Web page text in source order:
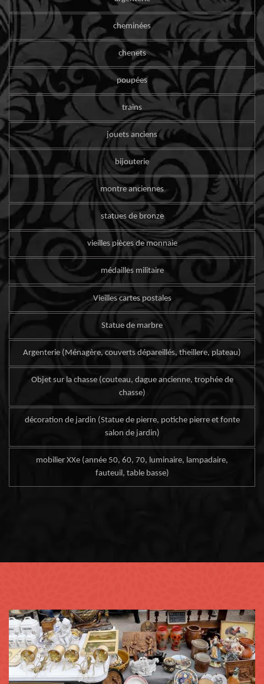
cheminées
chenets
poupées
trains
jouets anciens
bijouterie
montre anciennes
statues de bronze
vieilles pièces de monnaie
médailles militaire
Vieilles cartes postales
Statue de marbre
Argenterie (Ménagère, couverts dépareillés, theillere, plateau)
Objet sur la chasse (couteau, dague ancienne, trophée de
chasse)
décoration de jardin (Statue de pierre, potiche pierre et fonte
salon de jardin)
mobilier XXe (année 50, 60, 70, luminaire, lampadaire,
fauteuil, table basse)